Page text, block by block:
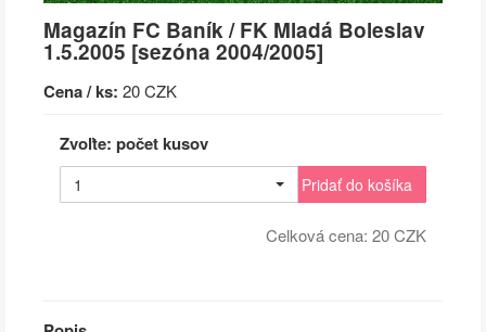
Magazín FC Baník / FK Mladá Boleslav
1.5.2005 [sezóna 2004/2005]
Cena / ks: 20 CZK
Zvoľte: počet kusov
1 Pridať do košíka
Celková cena: 20CZK